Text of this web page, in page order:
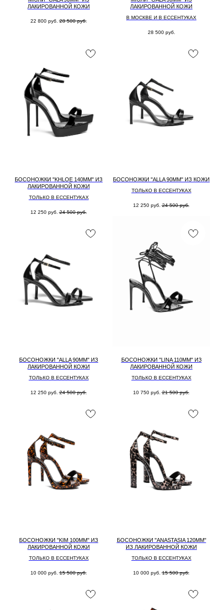
ЛАКИРОВАННОЙ КОЖИ
22 800 руб. 28 500 руб.
ЛАКИРОВАННОЙ КОЖИ
В МОСКВЕ И В ЕССЕНТУКАХ
28 500 руб.
БОСОНОЖКИ "KHLOE 140MM" ИЗ
ЛАКИРОВАННОЙ КОЖИ
ТОЛЬКО В ЕССЕНТУКАХ
12 250 руб. 24 500 руб.
БОСОНОЖКИ "ALLA 90MM" ИЗ КОЖИ
ТОЛЬКО В ЕССЕНТУКАХ
12 250 руб. 24 500 руб.
БОСОНОЖКИ "ALLA 90MM" ИЗ
ЛАКИРОВАННОЙ КОЖИ
ТОЛЬКО В ЕССЕНТУКАХ
12 250 руб. 24 500 руб.
БОСОНОЖКИ "LINA 110MM" ИЗ
ЛАКИРОВАННОЙ КОЖИ
ТОЛЬКО В ЕССЕНТУКАХ
10 750 руб. 21 500 руб.
БОСОНОЖКИ "KIM 100MM" ИЗ
ЛАКИРОВАННОЙ КОЖИ
ТОЛЬКО В ЕССЕНТУКАХ
10 000 руб. 15 500 руб.
БОСОНОЖКИ "ANASTASIA 120MM"
ИЗ ЛАКИРОВАННОЙ КОЖИ
ТОЛЬКО В ЕССЕНТУКАХ
10 000 руб. 15 500 руб.